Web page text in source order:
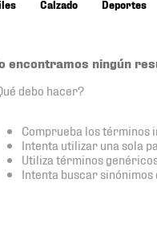
Calzado Deportes
encontramos ningún
debo hacer?
Comprueba los términos
Intenta utilizar una sola
Utiliza términos
Intenta buscar